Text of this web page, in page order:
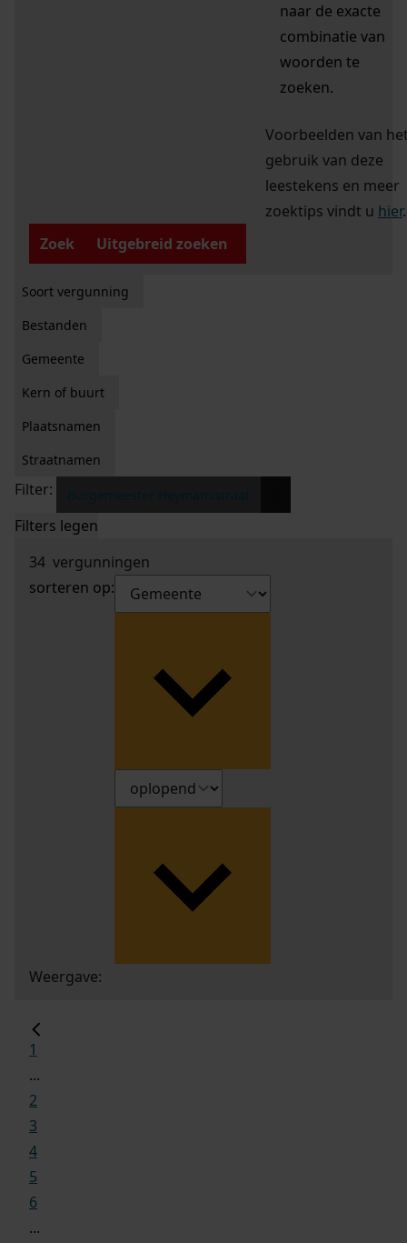
naar de exacte
combinatie van
woorden te
zoeken.
Voorbeelden van
gebruik van deze
leestekens en meer
zoektips vindt u hier.
Zoek
Uitgebreid zoeken
Soort vergunning
Bestanden
Gemeente
Kern of buurt
Plaatsnamen
Straatnamen
Filter:
Filters legen
34 vergunningen
sorteren op:
Weergave:
1
...
2
3
4
5
6
...